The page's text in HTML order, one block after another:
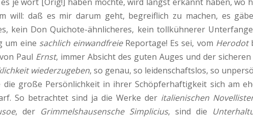
will: daß es mir darum geht, begreiflich zu machen, es
kein Don Quichote-ähnlicheres, kein tollkühnerer
um eine sachlich einwandfreieRepor­tage! Es sei, vom Herodot
Paul Ernst, immer Absicht des guten Auges und der sicheren
wiederzugeben, so genau, so leidenschaftslos, so
die große Persönlichkeit in ihrer Schöpferhaftigkeit sich am
So betrachtet sind ja die Werke der italienischen
, der Grimmelshausensche Simplicius, sind die